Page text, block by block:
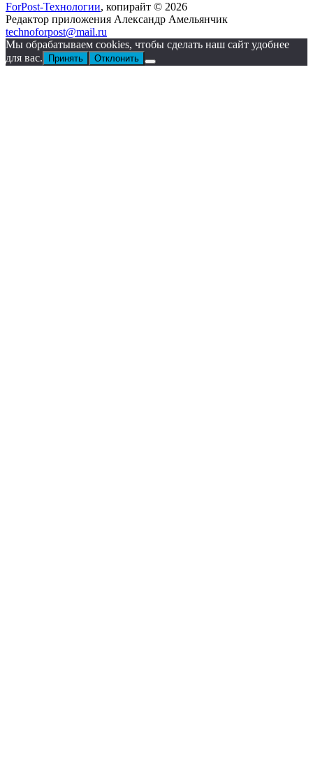
ForPost-Технологии, копирайт © 2026
Редактор приложения Александр Амельянчик
technoforpost@mail.ru
Мы обрабатываем cookies, чтобы сделать наш сайт удобнее
для вас.
Принять Отклонить